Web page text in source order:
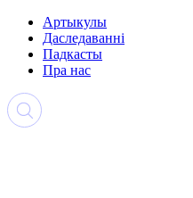
Артыкулы
Даследаванні
Падкасты
Пра нас